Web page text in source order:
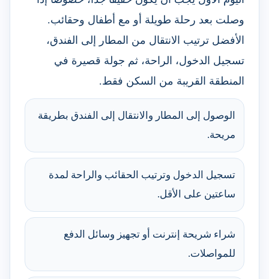
وصلت بعد رحلة طويلة أو مع أطفال وحقائب.
الأفضل ترتيب الانتقال من المطار إلى الفندق،
تسجيل الدخول، الراحة، ثم جولة قصيرة في
المنطقة القريبة من السكن فقط.
الوصول إلى المطار والانتقال إلى الفندق بطريقة
مريحة.
تسجيل الدخول وترتيب الحقائب والراحة لمدة
ساعتين على الأقل.
شراء شريحة إنترنت أو تجهيز وسائل الدفع
للمواصلات.